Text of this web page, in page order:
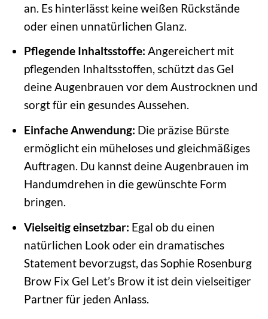
an. Es hinterlässt keine weißen Rückstände
oder einen unnatürlichen Glanz.
Pflegende Inhaltsstoffe: Angereichert mit
pflegenden Inhaltsstoffen, schützt das Gel
deine Augenbrauen vor dem Austrocknen und
sorgt für ein gesundes Aussehen.
Einfache Anwendung: Die präzise Bürste
ermöglicht ein müheloses und gleichmäßiges
Auftragen. Du kannst deine Augenbrauen im
Handumdrehen in die gewünschte Form
bringen.
Vielseitig einsetzbar: Egal ob du einen
natürlichen Look oder ein dramatisches
Statement bevorzugst, das Sophie Rosenburg
Brow Fix Gel Let’s Brow it ist dein vielseitiger
Partner für jeden Anlass.